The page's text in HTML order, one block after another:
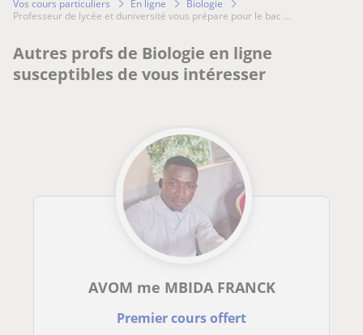
Vos cours particuliers En ligne
Biologie
professeur de lycée et duniversité vous prépare pour le bac ...
Autres profs de Biologie en ligne
susceptibles de vous intéresser
AVOM me MBIDA FRANCK
Premier cours offert